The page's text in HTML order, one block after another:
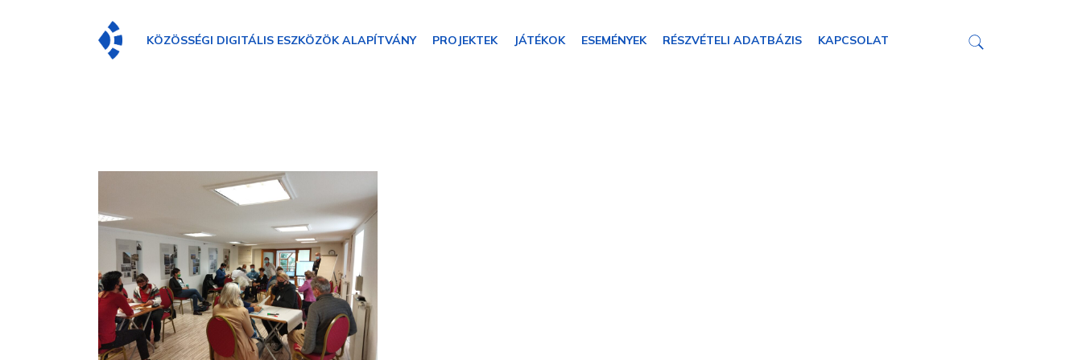
KÖZÖSSÉGI DIGITÁLIS ESZKÖZÖK ALAPÍTVÁNY PROJEKTEK JÁTÉKOK ESEMÉNYEK RÉSZVÉTELI ADATBÁZIS KAPCSOLAT